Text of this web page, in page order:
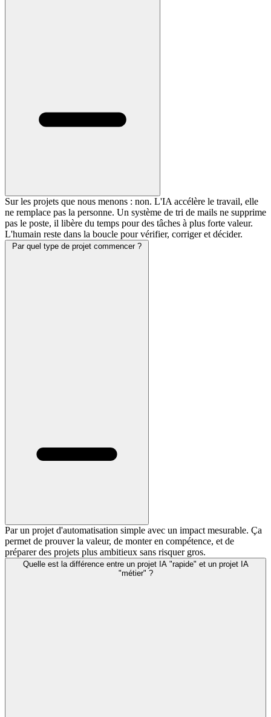
Sur les projets que nous menons : non. L'IA accélère le travail, elle
ne remplace pas la personne. Un système de tri de mails ne supprime
pas le poste, il libère du temps pour des tâches à plus forte valeur.
L'humain reste dans la boucle pour vérifier, corriger et décider.
Par quel type de projet commencer ?
Par un projet d'automatisation simple avec un impact mesurable. Ça
permet de prouver la valeur, de monter en compétence, et de
préparer des projets plus ambitieux sans risquer gros.
Quelle est la différence entre un projet IA "rapide" et un projet IA
"métier" ?